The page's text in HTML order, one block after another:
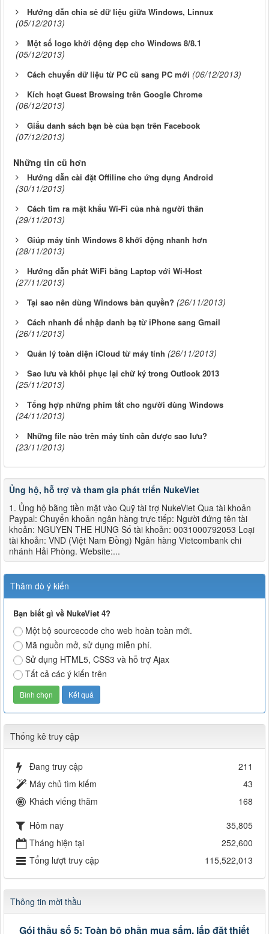
Hướng dẫn chia sẻ dữ liệu giữa Windows, Linnux
(05/12/2013)
Một số logo khởi động đẹp cho Windows 8/8.1
(05/12/2013)
Cách chuyển dữ liệu từ PC cũ sang PC mới (06/12/2013)
Kích hoạt Guest Browsing trên Google Chrome
(06/12/2013)
Giấu danh sách bạn bè của bạn trên Facebook
(07/12/2013)
Những tin cũ hơn
Hướng dẫn cài đặt Offiline cho ứng dụng Android
(30/11/2013)
Cách tìm ra mật khẩu Wi-Fi của nhà người thân
(29/11/2013)
Giúp máy tính Windows 8 khởi động nhanh hơn
(28/11/2013)
Hướng dẫn phát WiFi bằng Laptop với Wi-Host
(27/11/2013)
Tại sao nên dùng Windows bản quyền? (26/11/2013)
Cách nhanh để nhập danh bạ từ iPhone sang Gmail
(26/11/2013)
Quản lý toàn diện iCloud từ máy tính (26/11/2013)
Sao lưu và khôi phục lại chữ ký trong Outlook 2013
(25/11/2013)
Tổng hợp những phím tắt cho người dùng Windows
(24/11/2013)
Những file nào trên máy tính cần được sao lưu?
(23/11/2013)
Ủng hộ, hỗ trợ và tham gia phát triển NukeViet
1. Ủng hộ bằng tiền mặt vào Quỹ tài trợ NukeViet Qua tài khoản
Paypal: Chuyển khoản ngân hàng trực tiếp: Người đứng tên tài
khoản: NGUYEN THE HUNG Số tài khoản: 0031000792053 Loại
tài khoản: VND (Việt Nam Đồng) Ngân hàng Vietcombank chi
nhánh Hải Phòng. Website:...
Thăm dò ý kiến
Bạn biết gì về NukeViet 4?
Một bộ sourcecode cho web hoàn toàn mới.
Mã nguồn mở, sử dụng miễn phí.
Sử dụng HTML5, CSS3 và hỗ trợ Ajax
Tất cả các ý kiến trên
Thống kê truy cập
Đang truy cập
211
Máy chủ tìm kiếm
43
Khách viếng thăm
168
Hôm nay
35,805
Tháng hiện tại
252,600
Tổng lượt truy cập
115,522,013
Thông tin mời thầu
Gói thầu số 5: Toàn bộ phần mua sắm, lắp đặt thiết